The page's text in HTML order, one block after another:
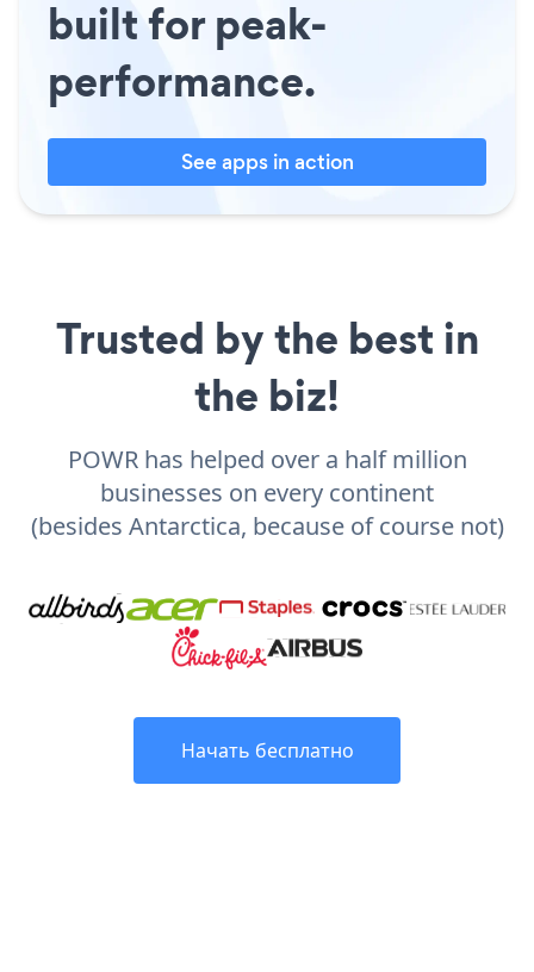
built for peak-
performance.
See apps in action
Trusted by the best in
the biz!
POWR has helped over a half million
businesses on every continent
(besides Antarctica, because of course not)
Начать бесплатно